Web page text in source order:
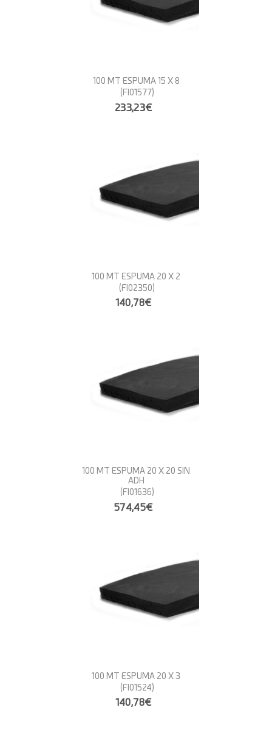
100 MT ESPUMA 15 X 8
(FI01577)
233,23€
100 MT ESPUMA 20 X 2
(FI02350)
140,78€
100 MT ESPUMA 20 X 20 SIN
ADH
(FI01636)
574,45€
100 MT ESPUMA 20 X 3
(FI01524)
140,78€